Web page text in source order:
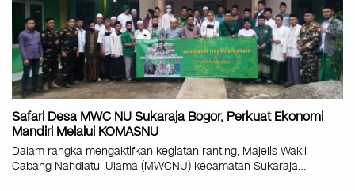
Safari Desa MWC NU Sukaraja Bogor, Perkuat Ekonomi
Mandiri Melalui KOMASNU
Dalam rangka mengaktifkan kegiatan ranting, Majelis Wakil
Cabang Nahdlatul Ulama (MWCNU) kecamatan Sukaraja…